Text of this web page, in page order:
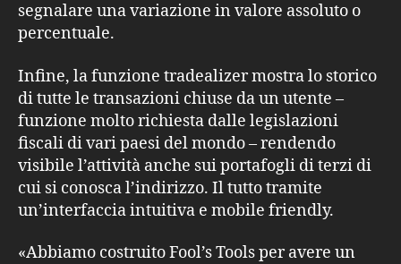
segnalare una variazione in valore assoluto o
percentuale.
Infine, la funzione tradealizer mostra lo storico
di tutte le transazioni chiuse da un utente –
funzione molto richiesta dalle legislazioni
fiscali di vari paesi del mondo – rendendo
visibile l’attività anche sui portafogli di terzi di
cui si conosca l’indirizzo. Il tutto tramite
un’interfaccia intuitiva e mobile friendly.
«Abbiamo costruito Fool’s Tools per avere un